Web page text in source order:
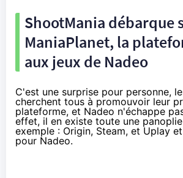
ShootMania débarque
ManiaPlanet, la
aux jeux de Nadeo
C'est une surprise pour personne,
cherchent tous à promouvoir leur
plateforme, et Nadeo n'échappe
effet, il en existe toute une
exemple : Origin, Steam, et Uplay
pour Nadeo.